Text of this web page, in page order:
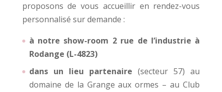
proposons de vous accueillir en rendez-vous
personnalisé sur demande :
à notre show-room 2 rue de l’industrie à
Rodange (L-4823)
dans un lieu partenaire (secteur 57) au
domaine de la Grange aux ormes – au Club